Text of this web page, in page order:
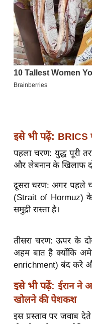
इसे भी पढ़ें: BRICS
पहला चरण: युद्ध पूरी
और लेबनान के खिलाफ
दूसरा चरण: अगर पहले
(Strait of Hormuz)
समुद्री रास्ता है।
तीसरा चरण: ऊपर के
अहम बात है क्योंकि
enrichment) बंद करे
इसे भी पढ़ें: ईरान ने
खोलने की पेशकश
इस प्रस्ताव पर जवाब